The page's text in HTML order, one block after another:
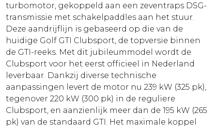
turbomotor, gekoppeld aan een zeventraps DSG-
transmissie met schakelpaddles aan het stuur.
Deze aandrijflijn is gebaseerd op die van de
huidige Golf GTI Clubsport, de topversie binnen
de GTI-reeks. Met dit jubileummodel wordt de
Clubsport voor het eerst officieel in Nederland
leverbaar. Dankzij diverse technische
aanpassingen levert de motor nu 239 kW (325 pk),
tegenover 220 kW (300 pk) in de reguliere
Clubsport, en aanzienlijk meer dan de 195 kW (265
pk) van de standaard GTI. Het maximale koppel